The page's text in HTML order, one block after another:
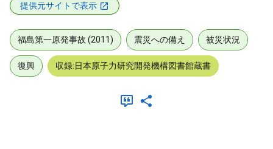
提供元サイトで表示
福島第一原発事故 (2011) 震災への備え 被災状況
復興 収録:日本原子力研究開発機構図書館蔵書